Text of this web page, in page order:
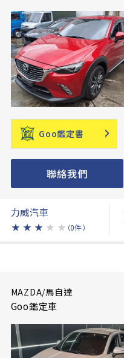
Goo鑑定書
聯絡我們
力威汽車
★ ★ ★ ★ ★ （0件）
MAZDA/馬自達
Goo鑑定車